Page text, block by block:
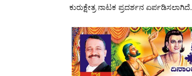
ಕುರುಕ್ಷೇತ್ರ ನಾಟಕ ಪ್ರದರ್ಶನ ಏರ್ಪಡಿಸಲಾಗಿದೆ.